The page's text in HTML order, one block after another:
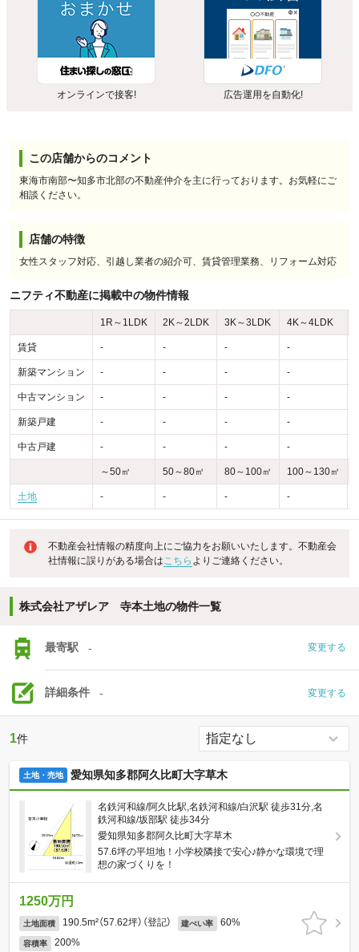
オンラインで接客! 広告運用を自動化!
この店舗からのコメント
東海市南部〜知多市北部の不動産仲介を主に行っております。お気軽にご
相談ください。
店舗の特徴
女性スタッフ対応、引越し業者の紹介可、賃貸管理業務、リフォーム対応
ニフティ不動産に掲載中の物件情報
1R～1LDK 2K～2LDK 3K～3LDK 4K～4LDK
賃貸 - - - -
新築マンション - - - -
中古マンション - - - -
新築戸建 - - - -
中古戸建 - - - -
～50㎡ 50～80㎡ 80～100㎡ 100～130㎡
土地 - - - -
不動産会社情報の精度向上にご協力をお願いいたします。不動産会
社情報に誤りがある場合はこちら よりご連絡ください。
株式会社アザレア 寺本土地の物件一覧
最寄駅 - 変更する
詳細条件 - 変更する
1件
土地・売地 愛知県知多郡阿久比町大字草木
名鉄河和線/阿久比駅,名鉄河和線/白沢駅 徒歩31分,名
鉄河和線/坂部駅 徒歩34分
愛知県知多郡阿久比町大字草木
57.6坪の平坦地！小学校隣接で安心♪静かな環境で理
想の家づくりを！
1250万円
土地面積 190.5m²（57.62坪）（登記） 建ぺい率 60%
容積率 200%